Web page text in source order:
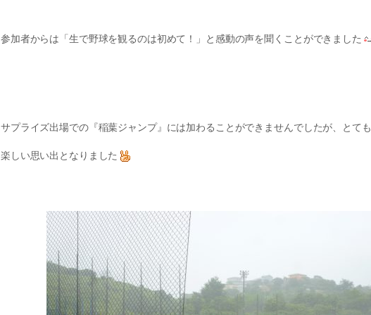
参加者からは「生で野球を観るのは初めて！」と感動の声を聞くことができました
サプライズ出場での『稲葉ジャンプ』には加わることができませんでしたが、とても
楽しい思い出となりました